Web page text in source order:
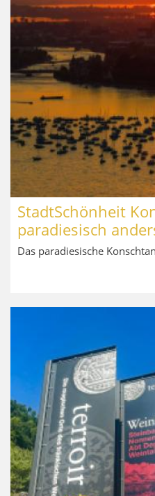
StadtSchönheit
paradiesisch
Das paradiesische